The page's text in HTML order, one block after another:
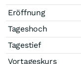
Eröffnung
Tageshoch
Tagestief
Vortageskurs